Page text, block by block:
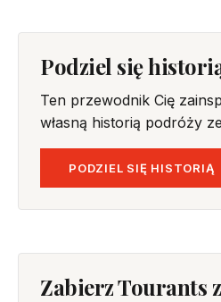
Podziel się
Ten przewodnik Cię
własną historią podróży
PODZIEL SIĘ HISTORIĄ
Zabierz Tourants